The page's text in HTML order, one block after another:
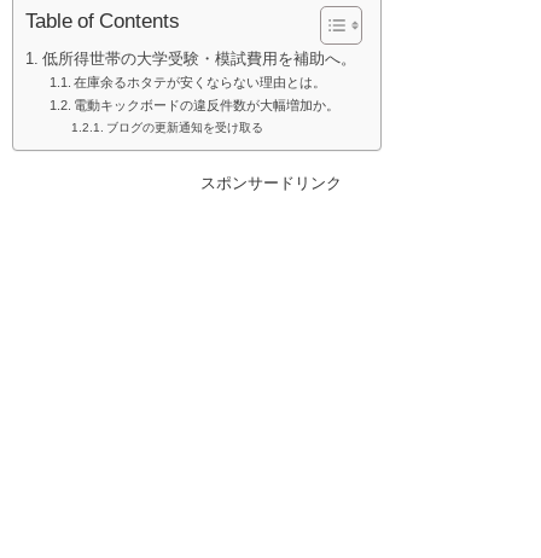
Table of Contents
低所得世帯の大学受験・模試費用を補助へ。
在庫余るホタテが安くならない理由とは。
電動キックボードの違反件数が大幅増加か。
ブログの更新通知を受け取る
スポンサードリンク